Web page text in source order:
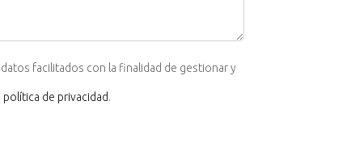
datos facilitados con la finalidad de gestionar y
política de privacidad.